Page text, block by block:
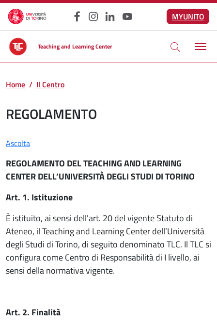
Salta al contenuto principale
FacebookInstagram
LinkedInYouTube
MYUNITO
Teaching and Learning Center
Home Il Centro
REGOLAMENTO
Ascolta
REGOLAMENTO DEL TEACHING AND LEARNING
CENTER DELL’UNIVERSITÀ DEGLI STUDI DI TORINO
Art. 1. Istituzione
È istituito, ai sensi dell'art. 20 del vigente Statuto di
Ateneo, il Teaching and Learning Center dell’Università
degli Studi di Torino, di seguito denominato TLC. Il TLC si
configura come Centro di Responsabilità di I livello, ai
sensi della normativa vigente.
Art. 2. Finalità